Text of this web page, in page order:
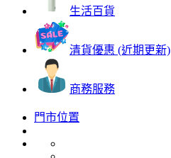
生活百貨
清貨優惠 (近期更新)
商務服務
門市位置